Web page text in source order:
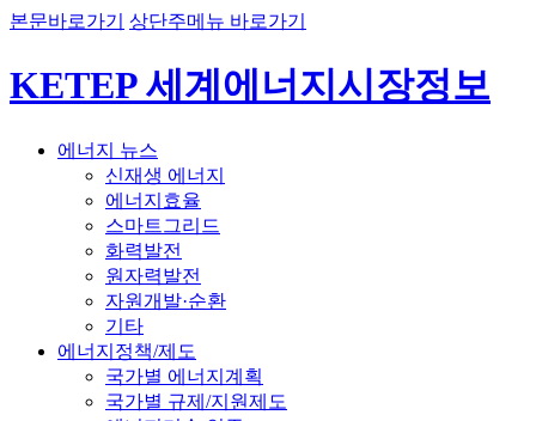
본문바로가기 상단주메뉴 바로가기
KETEP 세계에너지시장정보
에너지 뉴스
신재생 에너지
에너지효율
스마트그리드
화력발전
원자력발전
자원개발·순환
기타
에너지정책/제도
국가별 에너지계획
국가별 규제/지원제도